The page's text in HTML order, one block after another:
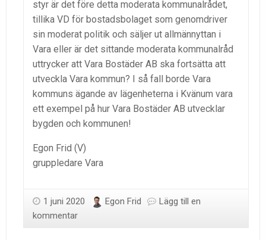
styr är det före detta moderata kommunalrådet,
tillika VD för bostadsbolaget som genomdriver
sin moderat politik och säljer ut allmännyttan i
Vara eller är det sittande moderata kommunalråd
uttrycker att Vara Bostäder AB ska fortsätta att
utveckla Vara kommun? I så fall borde Vara
kommuns ägande av lägenheterna i Kvänum vara
ett exempel på hur Vara Bostäder AB utvecklar
bygden och kommunen!
Egon Frid (V)
gruppledare Vara
1 juni 2020 Egon Frid
Lägg till en
kommentar